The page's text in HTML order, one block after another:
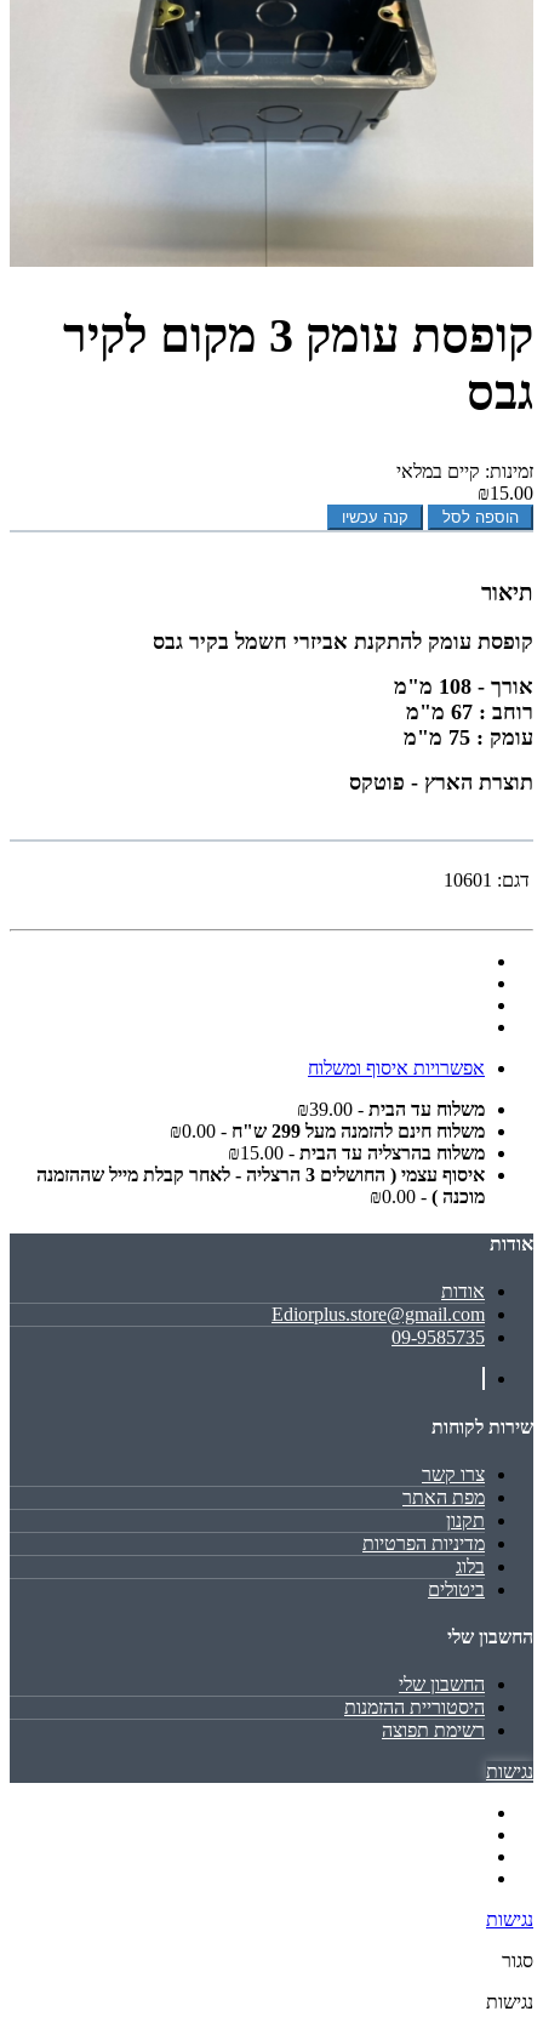
קופסת עומק 3 מקום לקיר
גבס
זמינות: קיים במלאי
₪15.00
הוספה לסל קנה עכשיו
תיאור
קופסת עומק להתקנת אביזרי חשמל בקיר גבס
אורך - 108 מ"מ
רוחב : 67 מ"מ
עומק : 75 מ"מ
תוצרת הארץ - פוטקס
דגם: 10601
אפשרויות איסוף ומשלוח
משלוח עד הבית - ₪39.00
משלוח חינם להזמנה מעל 299 ש"ח
- ₪0.00
משלוח בהרצליה עד הבית - ₪15.00
איסוף עצמי ( החושלים 3 הרצליה - לאחר קבלת מייל שההזמנה
מוכנה ) - ₪0.00
אודות
אודות
Ediorplus.store@gmail.com
09-9585735
שירות לקוחות
צרו קשר
מפת האתר
תקנון
מדיניות הפרטיות
בלוג
ביטולים
החשבון שלי
החשבון שלי
היסטוריית ההזמנות
רשימת תפוצה
נגישות
נגישות
סגור
נגישות